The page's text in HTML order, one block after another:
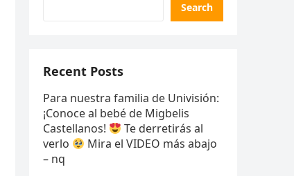
Search
Recent Posts
Para nuestra familia de Univisión:
¡Conoce al bebé de Migbelis
Castellanos!
Te derretirás al
verlo
Mira el VIDEO más abajo
– nq